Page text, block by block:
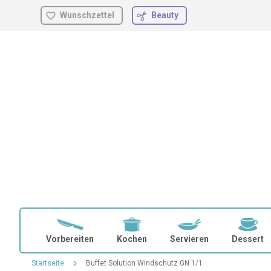
Zum
Wunschzettel Beauty
Vorbereiten Kochen Servieren Dessert
Startseite Buffet Solution Windschutz GN 1/1